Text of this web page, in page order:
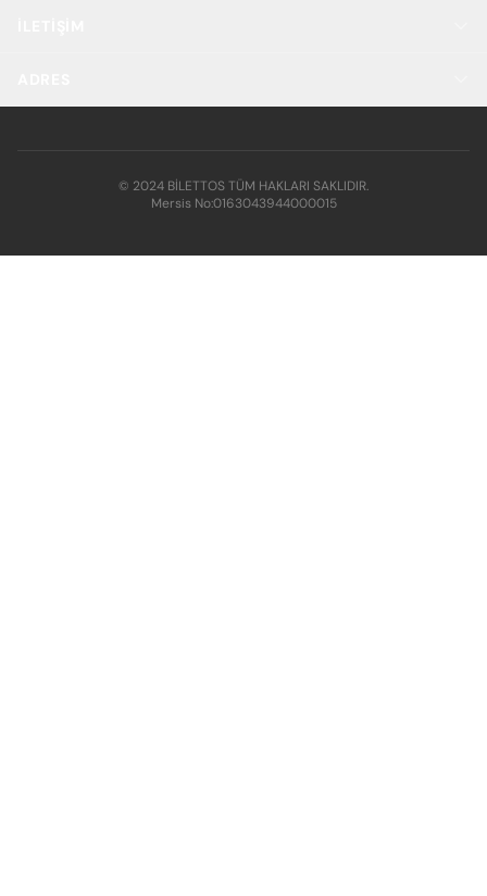
© 2024 BİLETTOS TÜM HAKLARI SAKLIDIR.
Mersis No:0163043944000015